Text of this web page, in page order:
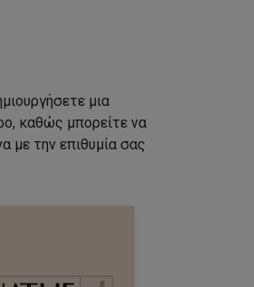
μια
καθώς μπορείτε να
με την επιθυμία σας